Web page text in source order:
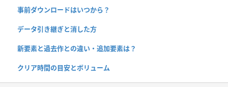
事前ダウンロードはいつから？
データ引き継ぎと消した方
新要素と過去作との違い・追加要素は？
クリア時間の目安とボリューム